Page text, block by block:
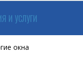
И УСЛУГИ
окна